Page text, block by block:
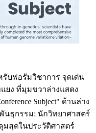
รับฟอรัมวิชาการ จุดเด่น
ยง ที่มุมขวาล่างแสดง
Subject" ด้านล่าง
นธุกรรม: นักวิทยาศาสตร์
สุดในประวัติศาสตร์